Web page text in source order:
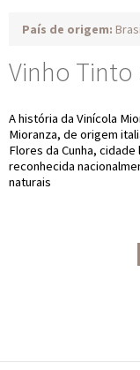
País de origem:
Vinho Tinto
A história da Vinícola
Mioranza, de origem
Flores da Cunha,
reconhecida
naturais